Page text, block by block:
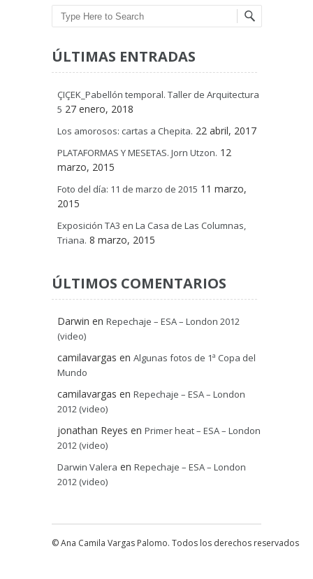
Search
ÚLTIMAS ENTRADAS
ÇIÇEK_Pabellón temporal. Taller de Arquitectura
5 27 enero, 2018
Los amorosos: cartas a Chepita. 22 abril, 2017
PLATAFORMAS Y MESETAS. Jorn Utzon. 12
marzo, 2015
Foto del día: 11 de marzo de 2015 11 marzo,
2015
Exposición TA3 en La Casa de Las Columnas,
Triana. 8 marzo, 2015
ÚLTIMOS COMENTARIOS
Darwin en Repechaje – ESA – London 2012
(video)
camilavargas en Algunas fotos de 1ª Copa del
Mundo
camilavargas en Repechaje – ESA – London
2012 (video)
jonathan Reyes en Primer heat – ESA – London
2012 (video)
Darwin Valera en Repechaje – ESA – London
2012 (video)
© Ana Camila Vargas Palomo. Todos los derechos reservados